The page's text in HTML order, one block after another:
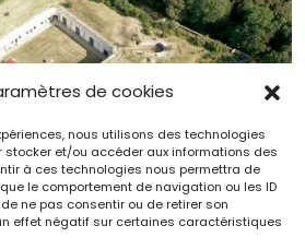
de cookies
nous utilisons des technologies
stocker et/ou accéder aux informations des
à ces technologies nous permettra de
le comportement de navigation ou les ID
ne pas consentir ou de retirer son
effet négatif sur certaines caractéristiques